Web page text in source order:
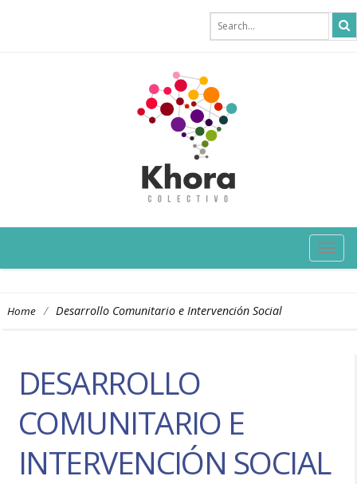
Home / Desarrollo Comunitario e Intervención Social
DESARROLLO
COMUNITARIO E
INTERVENCIÓN SOCIAL